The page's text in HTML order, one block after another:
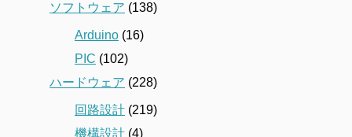
ソフトウェア (138)
Arduino (16)
PIC (102)
ハードウェア (228)
回路設計 (219)
機構設計 (4)